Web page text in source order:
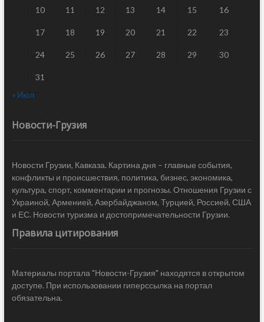
10 11 12 13 14 15 16
17 18 19 20 21 22 23
24 25 26 27 28 29 30
31
« Июл
Новости-Грузия
Новости Грузии, Кавказа. Картина дня – главные события,
конфликты и происшествия, политика, бизнес, экономика,
культура, спорт, комментарии и прогнозы. Отношения Грузии с
Украиной, Арменией, Азербайджаном, Турцией, Россией, США
и ЕС. Новости туризма и достопримечательности Грузии.
Правила цитирования
Материалы портала "Новости-Грузия" находятся в открытом
доступе. При использовании гиперссылка на портал
обязательна.